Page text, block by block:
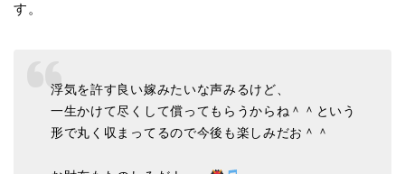
す。
浮気を許す良い嫁みたいな声みるけど、
一生かけて尽くして償ってもらうからね＾＾という
形で丸く収まってるので今後も楽しみだお＾＾